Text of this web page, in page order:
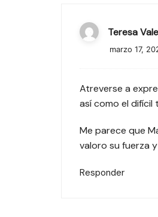
Teresa
marzo 17,
Atreverse a
así como el difícil
Me parece que
valoro su fuerza
Responder